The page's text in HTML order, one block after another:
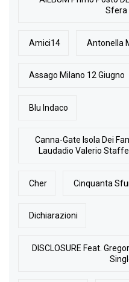
Sfera
Amici14 Antonella
Assago Milano 12 Giugno
Blu Indaco
Canna-Gate Isola Dei
Laudadio Valerio
Cher Cinquanta
Dichiarazioni
DISCLOSURE Feat.